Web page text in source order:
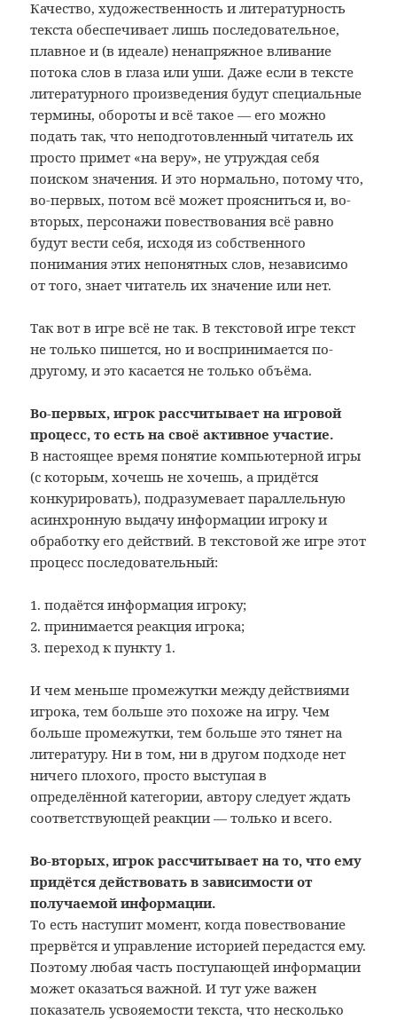
Качество, художественность и литературность
текста обеспечивает лишь последовательное,
плавное и (в идеале) ненапряжное вливание
потока слов в глаза или уши. Даже если в тексте
литературного произведения будут специальные
термины, обороты и всё такое — его можно
подать так, что неподготовленный читатель их
просто примет «на веру», не утруждая себя
поиском значения. И это нормально, потому что,
во-первых, потом всё может проясниться и, во-
вторых, персонажи повествования всё равно
будут вести себя, исходя из собственного
понимания этих непонятных слов, независимо
от того, знает читатель их значение или нет.
Так вот в игре всё не так. В текстовой игре текст
не только пишется, но и воспринимается по-
другому, и это касается не только объёма.
Во-первых, игрок рассчитывает на игровой
процесс, то есть на своё активное участие.
В настоящее время понятие компьютерной игры
(с которым, хочешь не хочешь, а придётся
конкурировать), подразумевает параллельную
асинхронную выдачу информации игроку и
обработку его действий. В текстовой же игре этот
процесс последовательный:
1. подаётся информация игроку;
2. принимается реакция игрока;
3. переход к пункту 1.
И чем меньше промежутки между действиями
игрока, тем больше это похоже на игру. Чем
больше промежутки, тем больше это тянет на
литературу. Ни в том, ни в другом подходе нет
ничего плохого, просто выступая в
определённой категории, автору следует ждать
соответствующей реакции — только и всего.
Во-вторых, игрок рассчитывает на то, что ему
придётся действовать в зависимости от
получаемой информации.
То есть наступит момент, когда повествование
прервётся и управление историей передастся ему.
Поэтому любая часть поступающей информации
может оказаться важной. И тут уже важен
показатель усвояемости текста, что несколько